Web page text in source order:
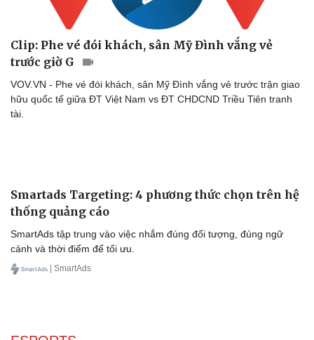
Dinh dưỡng - món ngon
Phòng mạch online
Ăn sạch sống khỏe
Đời sống
Clip: Phe vé đói khách, sân Mỹ Đình vắng vẻ
trước giờ G
VOV.VN - Phe vé đói khách, sân Mỹ Đình vắng vẻ trước trận giao
hữu quốc tế giữa ĐT Việt Nam vs ĐT CHDCND Triều Tiên tranh
tài.